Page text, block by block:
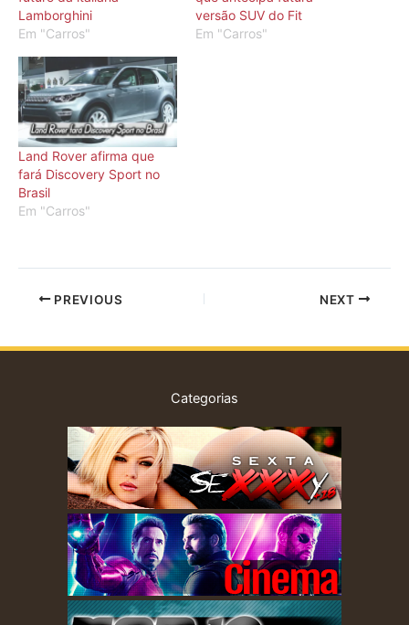
Lamborghini
Em "Carros"
versão SUV do Fit
Em "Carros"
Land Rover afirma que
fará Discovery Sport no
Brasil
Em "Carros"
PREVIOUS NEXT
Categorias